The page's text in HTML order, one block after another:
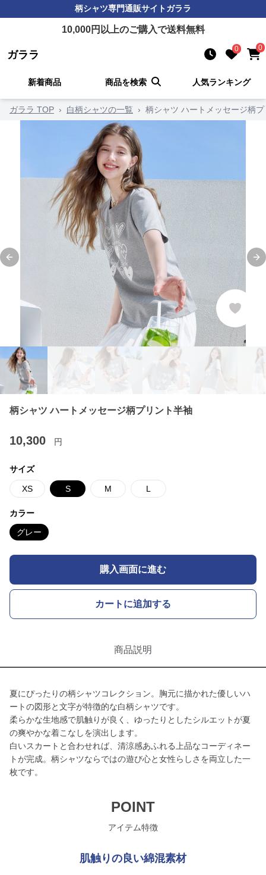
柄シャツ専門通販サイトガララ
10,000円以上のご購入で送料無料
ガララ 0 0
新着商品 商品を検索 人気ランキング
ガララ TOP › 白柄シャツの一覧 › 柄シャツ ハートメッセージ柄
Previous slide
柄シャツ ハートメッセージ柄プリント半袖
10,300 円
サイズ
XS S M L
カラー
グレー
購入画面に進む
カートに追加する
商品説明
夏にぴったりの柄シャツコレクション。胸元に描かれた優しいハ
ートの図形と文字が特徴的な白柄シャツです。
柔らかな生地感で肌触りが良く、ゆったりとしたシルエットが夏
の爽やかな着こなしを演出します。
白いスカートと合わせれば、清涼感あふれる上品なコーディネー
トが完成。柄シャツならではの遊び心と女性らしさを両立した一
枚です。
POINT
アイテム特徴
肌触りの良い綿混素材